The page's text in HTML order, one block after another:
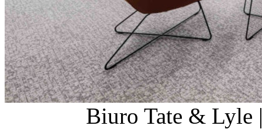
Biuro Tate & Lyle